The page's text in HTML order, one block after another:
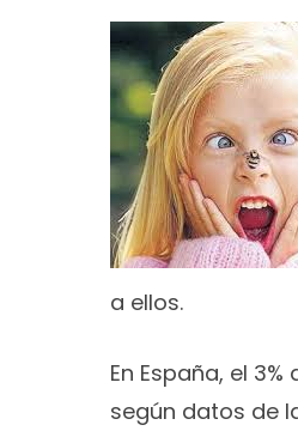
a ellos.
En España, el
según datos de